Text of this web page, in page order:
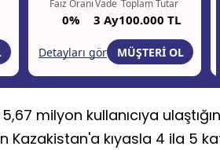
milyon kullanıcıya
Kazakistan'a kıyasla 4 ila 5